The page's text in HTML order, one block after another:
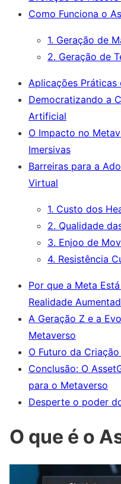
Como Funciona o
1. Geração de
2. Geração de
Aplicações Práticas
Democratizando a
Artificial
O Impacto no
Imersivas
Barreiras para a
Virtual
1. Custo dos
2. Qualidade
3. Enjoo de
4. Resistência
Por que a Meta
Realidade
A Geração Z e a
Metaverso
O Futuro da
Conclusão: O
para o Metaverso
Desperte o poder
O que é o